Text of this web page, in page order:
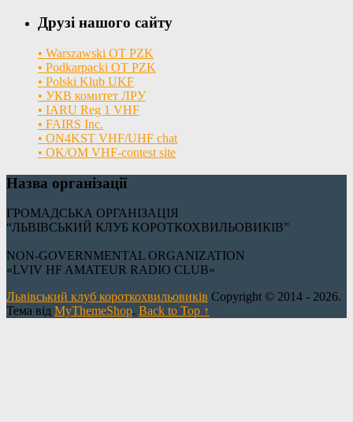
Друзі нашого сайту
• Warszawski OT PZK
• Podkarpacki OT PZK
• Polski Klub UKF
• УКВ комитет ЛРУ
• IARU Reg 1 VHF
• FAIRS Inc.
• ON4KST VHF/UHF chat
• OK/OM VHF-contest site
Назва організації
ГРОМАДСЬКА ОРГАНІЗАЦІЯ
“ЛЬВІВСЬКИЙ КЛУБ КОРОТКОХВИЛЬОВИКІВ”
NON-GOVERNMENTAL ORGANIZATION
«LVIV HF AMATEUR RADIO CLUB»
Львівський клуб короткохвильовиків Copyright © 2014 - 2026.
Тема від MyThemeShop. Back to Top ↑